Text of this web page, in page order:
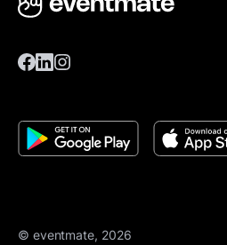
© eventmate, 2026